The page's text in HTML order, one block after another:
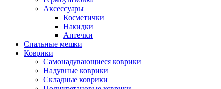
Аксессуары
Косметички
Накидки
Аптечки
Спальные мешки
Коврики
Самонадувающиеся коврики
Надувные коврики
Складные коврики